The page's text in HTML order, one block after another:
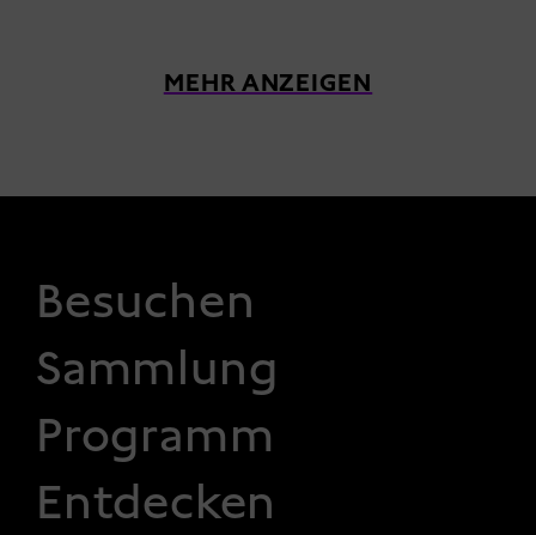
MEHR ANZEIGEN
FOOTER 1
Besuchen
Sammlung
Programm
Entdecken